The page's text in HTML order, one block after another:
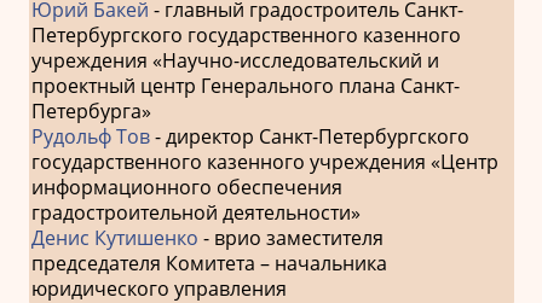
Юрий Бакей - главный градостроитель Санкт-
Петербургского государственного казенного
учреждения «Научно-исследовательский и
проектный центр Генерального плана Санкт-
Петербурга»
Рудольф Тов- директор Санкт-Петербургского
государственного казенного учреждения «Центр
информационного обеспечения
градостроительной деятельности»
Денис Кутишенко - врио заместителя
председателя Комитета – начальника
юридического управления